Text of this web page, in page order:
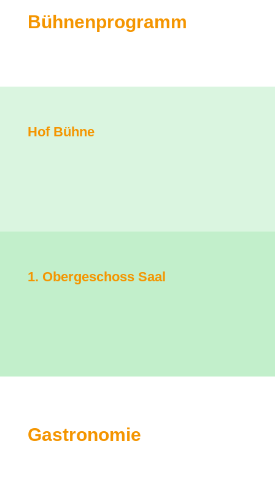
Bühnenprogramm
Hof Bühne
1. Obergeschoss Saal
Gastronomie